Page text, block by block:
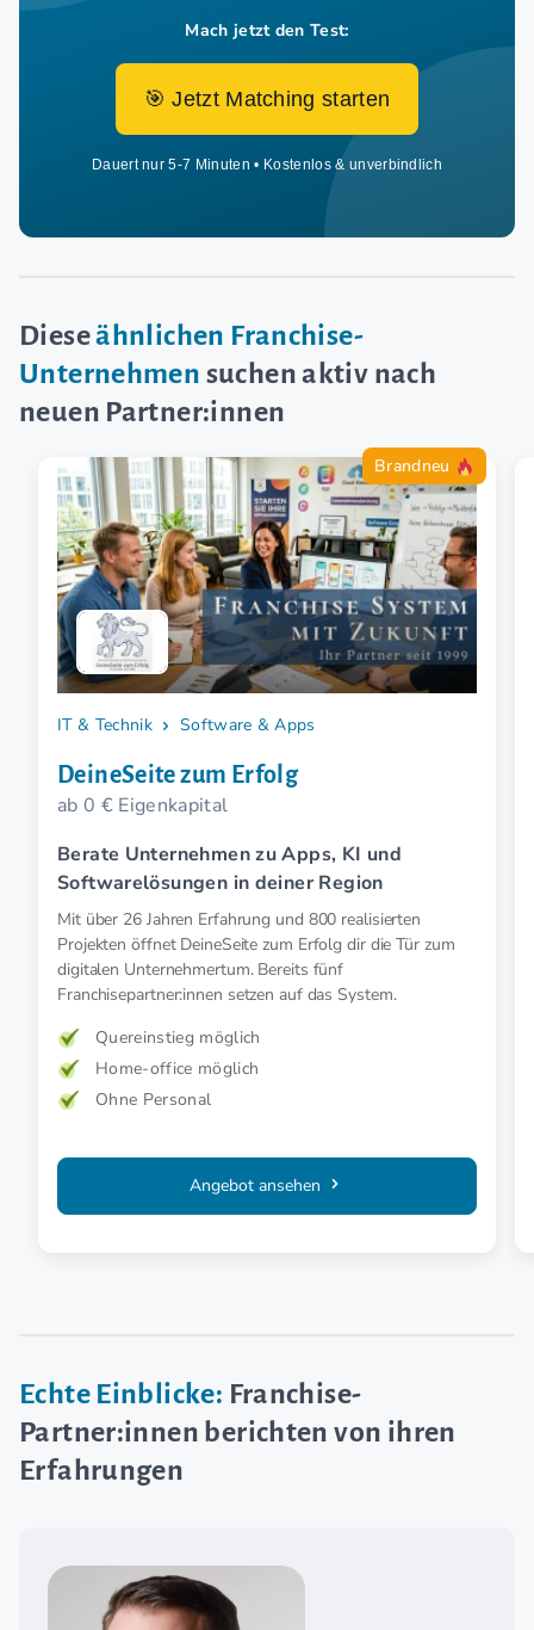
Mach jetzt den Test:
🎯 Jetzt Matching starten
Dauert nur 5-7 Minuten • Kostenlos & unverbindlich
Dieseähnlichen Franchise-
Unternehmen suchen aktiv nach
neuen Partner:innen
Brandneu
IT & Technik Software & Apps
DeineSeite zum Erfolg
ab 0 € Eigenkapital
Berate Unternehmen zu Apps, KI und
Softwarelösungen in deiner Region
Mit über 26 Jahren Erfahrung und 800 realisierten
Projekten öffnet DeineSeite zum Erfolg dir die Tür zum
digitalen Unternehmertum. Bereits fünf
Franchisepartner:innen setzen auf das System.
Quereinstieg möglich
Home-office möglich
Ohne Personal
Angebot ansehen
Echte Einblicke: Franchise-
Partner:innen berichten von ihren
Erfahrungen